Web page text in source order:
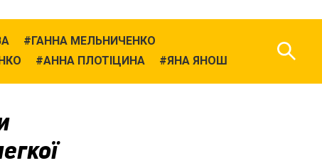
ГАННА МЕЛЬНИЧЕНКО
АННА ПЛОТІЦИНА ЯНА ЯНОШ